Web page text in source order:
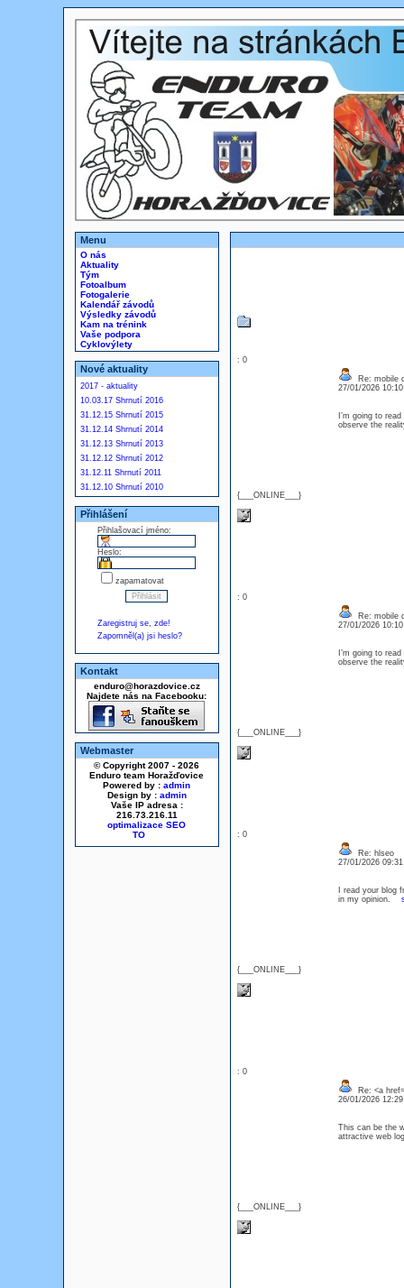
Menu
O nás
Aktuality
Tým
Fotoalbum
Fotogalerie
Kalendář závodů
Výsledky závodů
Kam na trénink
Vaše podpora
Cyklovýlety
Nové aktuality
2017 - aktuality
10.03.17 Shrnutí 2016
31.12.15 Shrnutí 2015
31.12.14 Shrnutí 2014
31.12.13 Shrnutí 2013
31.12.12 Shrnutí 2012
31.12.11 Shrnutí 2011
31.12.10 Shrnutí 2010
Přihlášení
Přihlašovací jméno:
Heslo:
zapamatovat
Zaregistruj se, zde!
Zapomněl(a) jsi heslo?
Kontakt
enduro@horazdovice.cz
Najdete nás na Facebooku:
Webmaster
© Copyright 2007 - 2026
Enduro team Horažďovice
Powered by : admin
Design by : admin
Vaše IP adresa :
216.73.216.11
optimalizace SEO
: 0
{___ONLINE___}
Re: mobile
27/01/2026
I’m going to
observe the
: 0
{___ONLINE___}
Re: mobile
27/01/2026
I’m going to
observe the
: 0
{___ONLINE___}
Re: hlseo
27/01/2026
I read your blog
in my opinion.
: 0
{___ONLINE___}
Re: <a
26/01/2026
This can be the
attractive web